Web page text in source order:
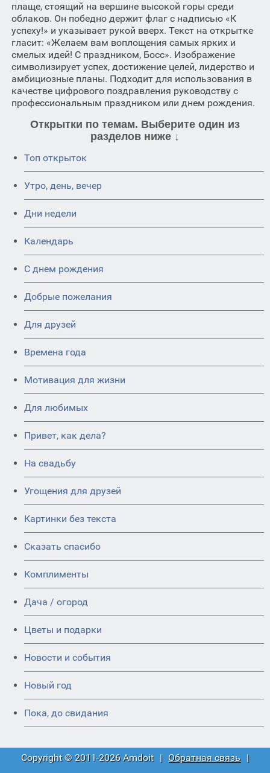
плаще, стоящий на вершине высокой горы среди
облаков. Он победно держит флаг с надписью «К
успеху!» и указывает рукой вверх. Текст на открытке
гласит: «Желаем вам воплощения самых ярких и
смелых идей! С праздником, Босс». Изображение
символизирует успех, достижение целей, лидерство и
амбициозные планы. Подходит для использования в
качестве цифрового поздравления руководству с
профессиональным праздником или днем рождения.
Открытки по темам. Выберите один из
разделов ниже ↓
Топ открыток
Утро, день, вечер
Дни недели
Календарь
C днем рождения
Добрые пожелания
Для друзей
Времена года
Мотивация для жизни
Для любимых
Привет, как дела?
На свадьбу
Угощения для друзей
Картинки без текста
Сказать спасибо
Комплименты
Дача / огород
Цветы и подарки
Новости и события
Новый год
Пока, до свидания
Copyright © 2011-2026 Amdoit | Обратная связь |